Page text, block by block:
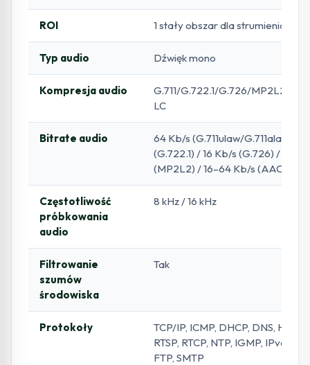
ROI 1 stały obszar dla strumienia
Typ audio Dźwięk mono
Kompresja audio
G.711/G.722.1/G.726/MP2L2/
LC
Bitrate audio
64 Kb/s (G.711ulaw/G.711alaw) /
(G.722.1) / 16 Kb/s (G.726) /
(MP2L2) / 16–64 Kb/s (AAC-LC)
Częstotliwość
próbkowania
audio
8 kHz / 16 kHz
Filtrowanie
szumów
środowiska
Tak
Protokoły
TCP/IP, ICMP, DHCP, DNS, HTTP,
RTSP, RTCP, NTP, IGMP, IPv6,
FTP, SMTP